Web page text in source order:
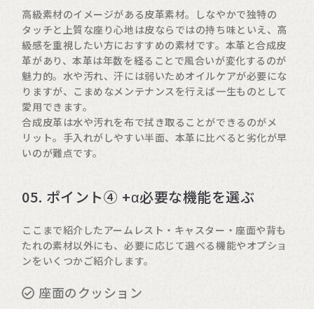
高級素材のイメージがある皮革素材。しなやかで独特の
タッチと上質な座り心地は皮ならではの持ち味といえ、高
級感を重視したい方におすすめの素材です。本革と合成皮
革があり、本革は年数を経ることで風合いが変化するのが
魅力的。水や汚れ、汗には弱いためオイルケアが必要にな
りますが、こまめなメンテナンスを行えば一生ものとして
愛用できます。
合成皮革は水や汚れを布で拭き取ることができるのがメ
リット。手入れがしやすい半面、本革に比べると劣化が早
いのが難点です。
05. ポイント④ +α必要な機能を選ぶ
ここまで紹介したアームレスト・キャスター・座面や背も
たれの素材以外にも、必要に応じて選べる機能やオプショ
ンをいくつかご紹介します。
座面のクッション